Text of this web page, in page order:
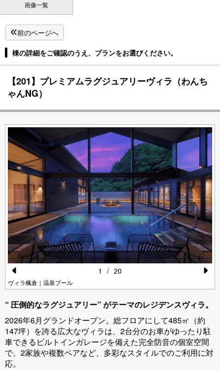
画像一覧
前のページへ
棟の詳細をご確認のうえ、プランをお選びください。
【201】プレミアムラグジュアリーヴィラ（わんち
ゃんNG）
Pr
e
vi
o
u
s
ヴィラ楓倉｜温泉プール
xt
1 / 20
“ 圧倒的なラグジュアリー” がテーマのレジデンスヴィラ。
2026年6月グランドオープン。総フロアにして485㎡（約
147坪）を誇る広大なヴィラは、2台分のお車がゆったり駐
車できるビルトインガレージを備えた完全防音の個室空間
で、2家族や複数ペアなど、多彩なスタイルでのご利用に対
応。